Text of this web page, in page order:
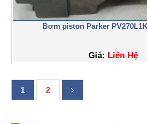
Bơm piston Parker
Giá: Liên Hệ
1 2